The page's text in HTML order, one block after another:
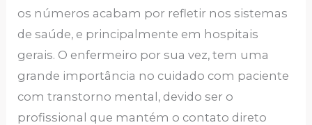
os números acabam por refletir nos sistemas
de saúde, e principalmente em hospitais
gerais. O enfermeiro por sua vez, tem uma
grande importância no cuidado com paciente
com transtorno mental, devido ser o
profissional que mantém o contato direto